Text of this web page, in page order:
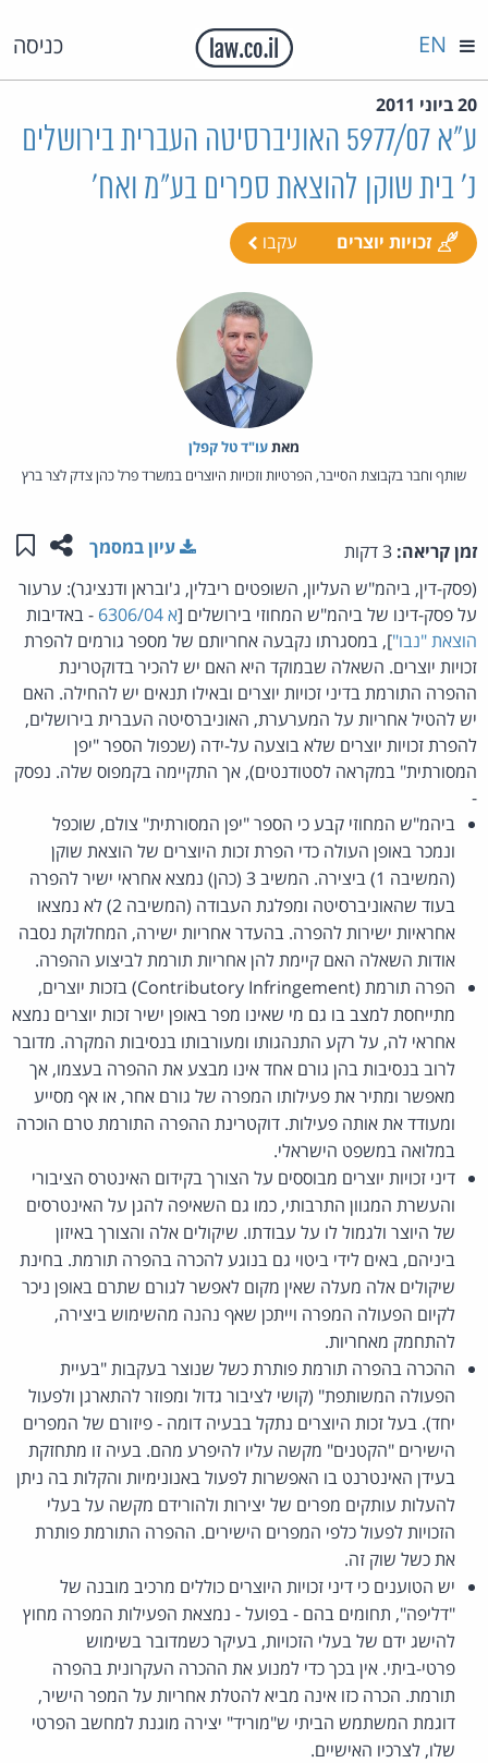
כניסה EN
20 ביוני 2011
ע"א 5977/07 האוניברסיטה העברית בירושלים
נ' בית שוקן להוצאת ספרים בע"מ ואח'
זכויות יוצרים עקבו
מאת‏עו"ד טל קפלן
שותף וחבר בקבוצת הסייבר, הפרטיות וזכויות היוצרים במשרד פרל כהן צדק לצר ברץ
זמן קריאה: שתפו
עיון במסמך
(פסק-דין, ביהמ"ש העליון, השופטים ריבלין, ג'ובראן ודנציגר): ערעור
על פסק-דינו של ביהמ"ש המחוזי בירושלים [א 6306/04
- באדיבות
הוצאת "נבו"], במסגרתו נקבעה אחריותם של מספר גורמים להפרת
זכויות יוצרים. השאלה שבמוקד היא האם יש להכיר בדוקטרינת
ההפרה התורמת בדיני זכויות יוצרים ובאילו תנאים יש להחילה. האם
יש להטיל אחריות על המערערת, האוניברסיטה העברית בירושלים,
להפרת זכויות יוצרים שלא בוצעה על-ידה (שכפול הספר "יפן
המסורתית" במקראה לסטודנטים), אך התקיימה בקמפוס שלה. נפסק
-
ביהמ"ש המחוזי קבע כי הספר "יפן המסורתית" צולם, שוכפל
ונמכר באופן העולה כדי הפרת זכות היוצרים של הוצאת שוקן
(המשיבה 1) ביצירה. המשיב 3 (כהן) נמצא אחראי ישיר להפרה
בעוד שהאוניברסיטה ומפלגת העבודה (המשיבה 2) לא נמצאו
אחראיות ישירות להפרה. בהעדר אחריות ישירה, המחלוקת נסבה
אודות השאלה האם קיימת להן אחריות תורמת לביצוע ההפרה.
הפרה תורמת (Contributory Infringement) בזכות יוצרים,
מתייחסת למצב בו גם מי שאינו מפר באופן ישיר זכות יוצרים נמצא
אחראי לה, על רקע התנהגותו ומעורבותו בנסיבות המקרה. מדובר
לרוב בנסיבות בהן גורם אחד אינו מבצע את ההפרה בעצמו, אך
מאפשר ומתיר את פעילותו המפרה של גורם אחר, או אף מסייע
ומעודד את אותה פעילות. דוקטרינת ההפרה התורמת טרם הוכרה
במלואה במשפט הישראלי.
דיני זכויות יוצרים מבוססים על הצורך בקידום האינטרס הציבורי
והעשרת המגוון התרבותי, כמו גם השאיפה להגן על האינטרסים
של היוצר ולגמול לו על עבודתו. שיקולים אלה והצורך באיזון
ביניהם, באים לידי ביטוי גם בנוגע להכרה בהפרה תורמת. בחינת
שיקולים אלה מעלה שאין מקום לאפשר לגורם שתרם באופן ניכר
לקיום הפעולה המפרה וייתכן שאף נהנה מהשימוש ביצירה,
להתחמק מאחריות.
ההכרה בהפרה תורמת פותרת כשל שנוצר בעקבות "בעיית
הפעולה המשותפת" (קושי לציבור גדול ומפוזר להתארגן ולפעול
יחד). בעל זכות היוצרים נתקל בבעיה דומה - פיזורם של המפרים
הישירים "הקטנים" מקשה עליו להיפרע מהם. בעיה זו מתחזקת
בעידן האינטרנט בו האפשרות לפעול באנונימיות והקלות בה ניתן
להעלות עותקים מפרים של יצירות ולהורידם מקשה על בעלי
הזכויות לפעול כלפי המפרים הישירים. ההפרה התורמת פותרת
את כשל שוק זה.
יש הטוענים כי דיני זכויות היוצרים כוללים מרכיב מובנה של
"דליפה", תחומים בהם - בפועל - נמצאת הפעילות המפרה מחוץ
להישג ידם של בעלי הזכויות, בעיקר כשמדובר בשימוש
פרטי-ביתי. אין בכך כדי למנוע את ההכרה העקרונית בהפרה
תורמת. הכרה כזו אינה מביא להטלת אחריות על המפר הישיר,
דוגמת המשתמש הביתי ש"מוריד" יצירה מוגנת למחשב הפרטי
שלו, לצרכיו האישיים.